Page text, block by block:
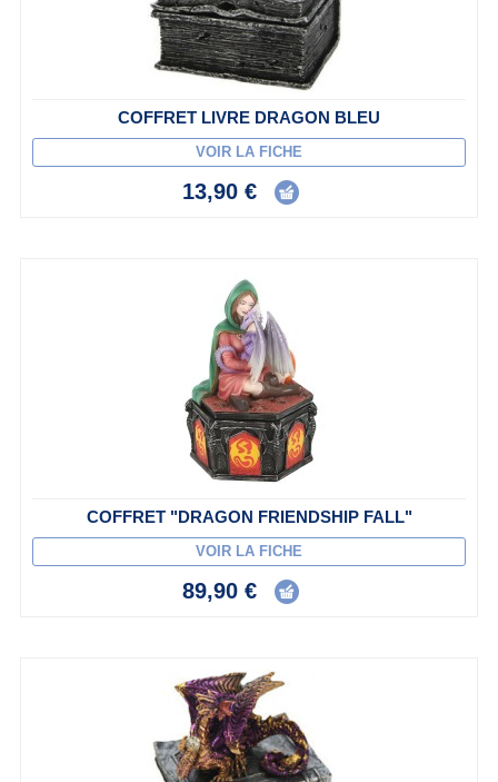
COFFRET LIVRE DRAGON BLEU
VOIR LA FICHE
13,90 €
COFFRET "DRAGON FRIENDSHIP FALL"
VOIR LA FICHE
89,90 €